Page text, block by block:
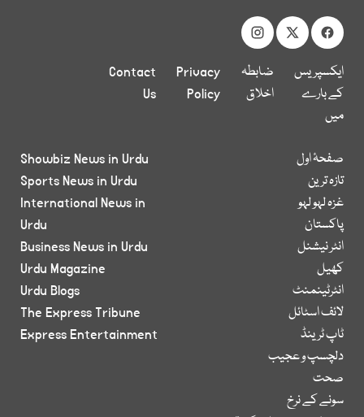
ایکسپریس
کے بارے
میں
ضابطہ
اخلاق
Privacy
Policy
Contact
Us
صفحۂ اول
تازہ ترین
غزہ لہو لہو
پاکستان
انٹر نیشنل
کھیل
انٹرٹینمنٹ
لائف اسٹائل
ٹاپ ٹرینڈ
دلچسپ و عجیب
صحت
سونے کے نرخ
Showbiz News in Urdu
Sports News in Urdu
International News in
Urdu
Business News in Urdu
Urdu Magazine
Urdu Blogs
The Express Tribune
Express Entertainment